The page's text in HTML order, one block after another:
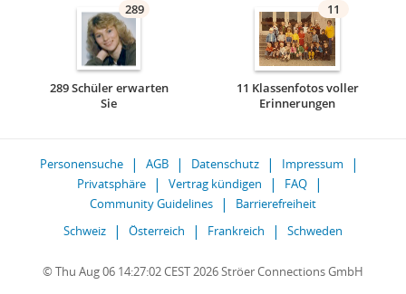
289
289 Schüler erwarten
Sie
11
11 Klassenfotos voller
Erinnerungen
Personensuche AGB Datenschutz
Impressum
Privatsphäre
Vertrag kündigen
FAQ
Community Guidelines
Barrierefreiheit
Schweiz
Österreich Frankreich Schweden
© Thu Aug 06 14:27:02 CEST 2026 Ströer Connections GmbH